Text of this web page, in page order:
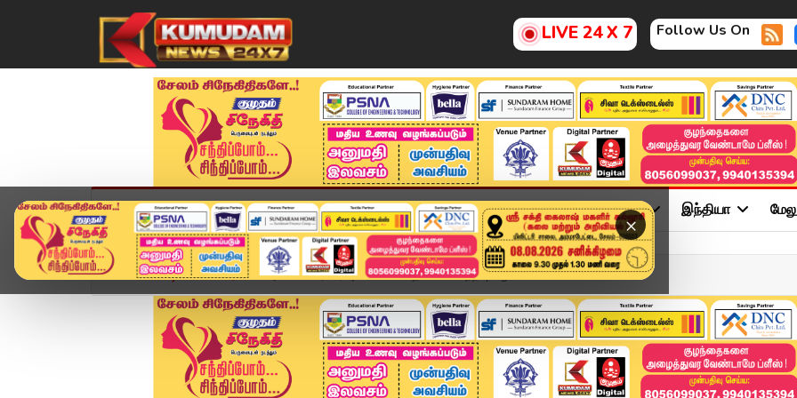
LIVE 24 X 7 Follow Us On
×
முகப்பு விளையாட்டு அண்மை தமிழ்நாடு சினிமா அரசியல் விளையாட்டு இந்தியா
Home வீடியோ ஸ்டோரி அக்னி பிரைம் ஏவுகணை சோதனை வெற்றி | Agni Prime M...